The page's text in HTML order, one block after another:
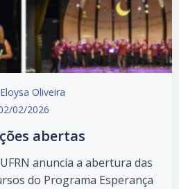
Eloysa Oliveira
02/2026
abertas
anuncia a abertura das
do Programa Esperança